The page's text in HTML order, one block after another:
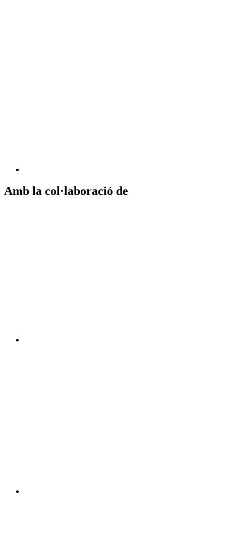
Amb la col·laboració de